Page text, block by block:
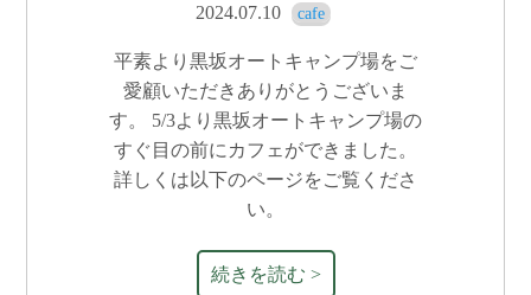
2024.07.10 cafe
平素より黒坂オートキャンプ場をご
愛顧いただきありがとうございま
す。 5/3より黒坂オートキャンプ場の
すぐ目の前にカフェができました。
詳しくは以下のページをご覧くださ
い。
続きを読む >